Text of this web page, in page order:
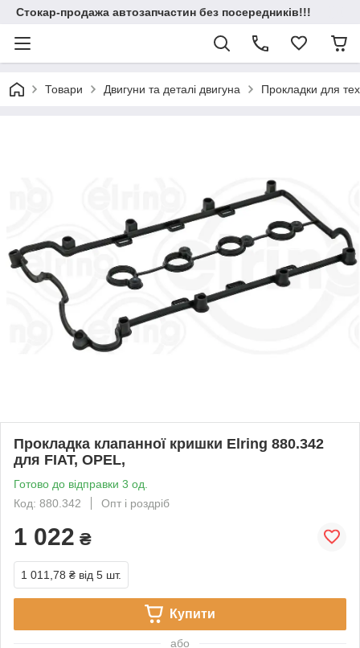
Стокар-продажа автозапчастин без посередників!!!
Товари Двигуни та деталі двигуна Прокладки для
Прокладка клапанної кришки Elring 880.342
для FIAT, OPEL,
Готово до відправки 3 од.
Код: 880.342
Опт і роздріб
1 022 ₴
1 011,78 ₴ від 5 шт.
Купити
або